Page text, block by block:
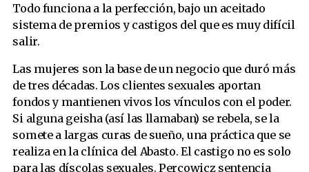
Todo funciona a la perfección, bajo un aceitado
sistema de premios y castigos del que es muy difícil
salir.
Las mujeres son la base de un negocio que duró más
de tres décadas. Los clientes sexuales aportan
fondos y mantienen vivos los vínculos con el poder.
Si alguna geisha (así las llamaban) se rebela, se la
somete a largas curas de sueño, una práctica que se
realiza en la clínica del Abasto. El castigo no es solo
para las díscolas sexuales. Percowicz sentencia